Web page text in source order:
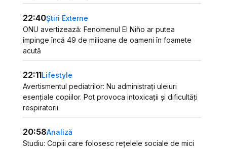
22:40Știri Externe
ONU avertizează: Fenomenul El Niño ar putea
împinge încă 49 de milioane de oameni în foamete
acută
22:11Lifestyle
Avertismentul pediatrilor: Nu administrați uleiuri
esențiale copiilor. Pot provoca intoxicații și dificultăți
respiratorii
20:58Analiză
Studiu: Copiii care folosesc rețelele sociale de mici